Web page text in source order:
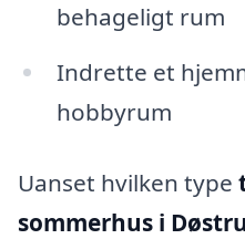
behageligt rum
Indrette et
hobbyrum
Uanset hvilken type
sommerhus i